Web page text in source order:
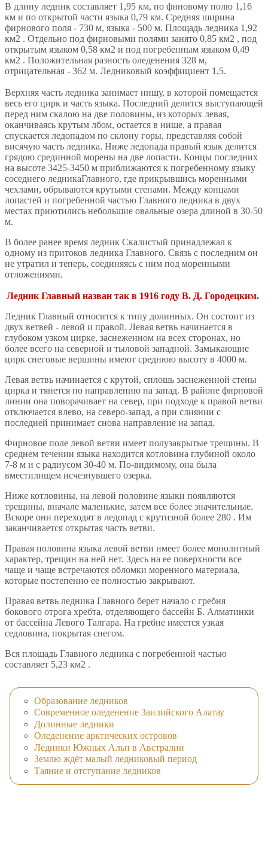
В длину ледник составляет 1,95 км, по финовому полю 1,16
км и по открытой части языка 0,79 км. Средняя ширина
фирнового поля - 730 м, языка - 500 м. Площадь ледника 1,92
км2 . Отдельно под фирновыми полями занято 0,85 км2 , под
открытым языком 0,58 км2 и под погребенным языком 0,49
км2 . Положительная разность оледенения 328 м,
отрицательная - 362 м. Ледниковый коэффициент 1,5.
Верхняя часть ледника занимает нишу, в которой помещается
весь его цирк и часть языка. Последний делится выступающей
перед ним скалою на две половины, из которых левая,
оканчиваясь крутым лбом, остается в нише, а правая
спускается ледопадом по склону горы, представляя собой
висячую часть ледника. Ниже ледопада правый язык делится
грядою срединной морены на две лопасти. Концы последних
на высоте 3425-3450 м приближаются к погребенному языку
соседнего ледникаГлавного, где прикрывшись моренными
чехлами, обрываются крутыми стенами. Между концами
лопастей и погребенной частью Главного ледника в двух
местах приютились небольшие овальные озера длиной в 30-50
м.
В более ранее время ледник Скалистый принадлежал к
одному из притоков ледника Главного. Связь с последним он
не утратил и теперь, соединяясь с ним под моренными
отложениями.
Ледник Главный назван так в 1916 году В. Д. Городецким.
Ледник Главный относится к типу долинных. Он состоит из
двух ветвей - левой и правой. Левая ветвь начинается в
глубоком узком цирке, заснеженном на всех сторонах, но
более всего на северной и тыловой западной. Замыкающие
цирк снеговые вершины имеют среднюю высоту в 4000 м.
Левая ветвь начинается с крутой, сплошь заснеженной стены
цирка и тянется по направлению на запад. В районе фирновой
линии она поворачивает на север, при подходе к правой ветви
отключается влево, на северо-запад, а при слиянии с
последней принимает снова направление на запад.
Фирновое поле левой ветви имеет полузакрытые трещины. В
среднем течении языка находится котловина глубиной около
7-8 м и с радиусом 30-40 м. По-видимому, она была
вместилищем исчезнувшего озерка.
Ниже котловины, на левой половине языки появляются
трещины, вначале маленькие, затем все более значительные.
Вскоре они переходят в ледопад с крутизной более 280 . Им
заканчивается открытая часть ветви.
Правая половина языка левой ветви имеет более монолитный
характер, трещин на ней нет. Здесь на ее поверхности все
чаще и чаще встречаются обломки моренного материала,
которые постепенно ее полностью закрывают.
Правая ветвь ледника Главного берет начало с гребня
бокового отрога хребта, отделяющего бассейн Б. Алматинки
от бассейна Левого Талгара. На гребне имеется узкая
седловина, покрытая снегом.
Вся площадь Главного ледника с погребенной частью
составляет 5,23 км2 .
Образование ледников
Современное оледенение Заилийского Алатау
Долинные ледники
Оледенение арктических островов
Ледники Южных Альп в Австралии
Землю ждёт малый ледниковый период
Таяние и отступание ледников